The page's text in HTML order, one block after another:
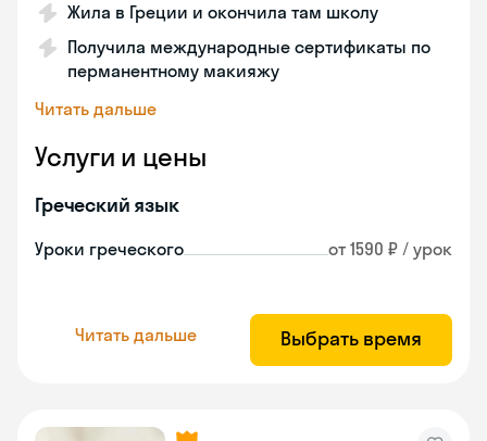
Жила в Греции и окончила там школу
Получила международные сертификаты по
перманентному макияжу
Читать дальше
Услуги и цены
Греческий язык
Уроки греческого от 1590 ₽ / урок
Читать дальше Выбрать время